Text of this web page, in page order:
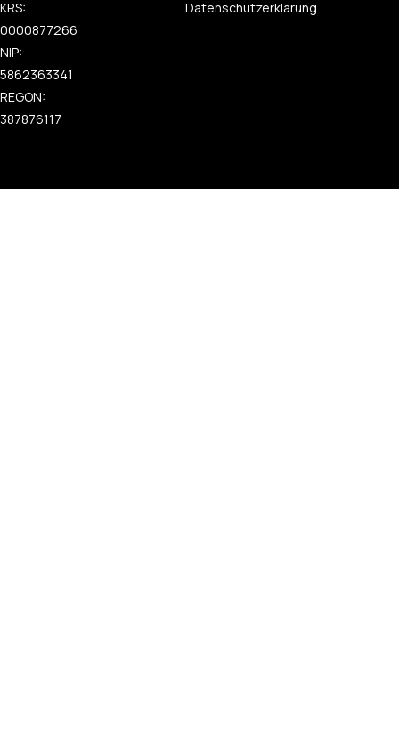
KRS:
0000877266
NIP:
5862363341
REGON:
387876117
Datenschutzerklärung